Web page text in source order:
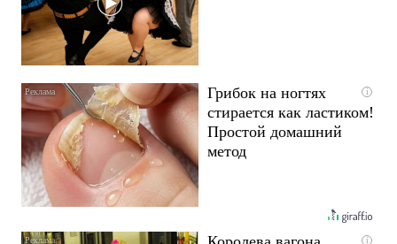
i
Грибок на ногтях
стирается как ластиком!
Простой домашний
метод
i